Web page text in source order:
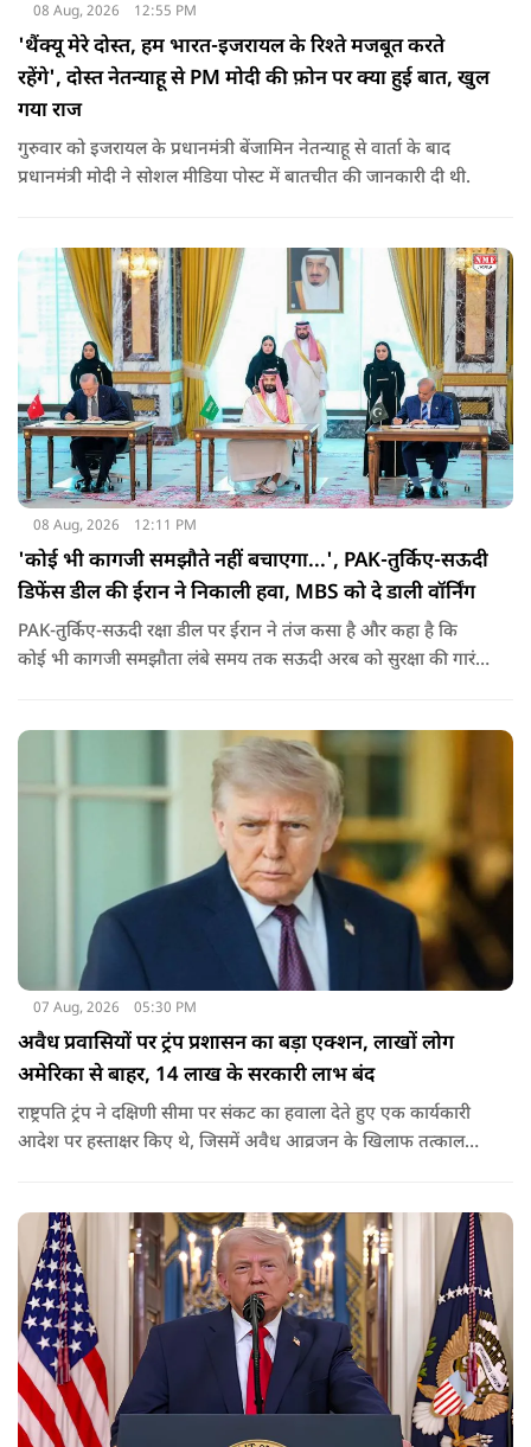
08 Aug, 2026 12:55 PM
'थैंक्यू मेरे दोस्त, हम भारत-इजरायल के रिश्ते मजबूत करते
रहेंगे', दोस्त नेतन्याहू से PM मोदी की फ़ोन पर क्या हुई बात, खुल
गया राज
गुरुवार को इजरायल के प्रधानमंत्री बेंजामिन नेतन्याहू से वार्ता के बाद
प्रधानमंत्री मोदी ने सोशल मीड‍िया पोस्‍ट में बातचीत की जानकारी दी थी.
08 Aug, 2026 12:11 PM
'कोई भी कागजी समझौते नहीं बचाएगा...', PAK-तुर्किए-सऊदी
डिफेंस डील की ईरान ने निकाली हवा, MBS को दे डाली वॉर्निंग
PAK-तुर्किए-सऊदी रक्षा डील पर ईरान ने तंज कसा है और कहा है कि
कोई भी कागजी समझौता लंबे समय तक सऊदी अरब को सुरक्षा की गारंटी
07 Aug, 2026 05:30 PM
अवैध प्रवासियों पर ट्रंप प्रशासन का बड़ा एक्शन, लाखों लोग
अमेरिका से बाहर, 14 लाख के सरकारी लाभ बंद
राष्ट्रपति ट्रंप ने दक्षिणी सीमा पर संकट का हवाला देते हुए एक कार्यकारी
आदेश पर हस्ताक्षर किए थे, जिसमें अवैध आव्रजन के खिलाफ तत्काल